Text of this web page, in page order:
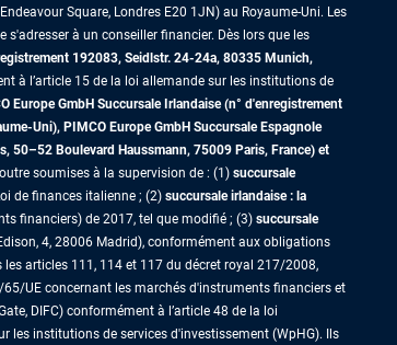
Square, Londres E20 1JN) au Royaume-Uni. Les
à un conseiller financier. Dès lors que les
192083, Seidlstr. 24-24a, 80335 Munich,
à l’article 15 de la loi allemande sur les institutions de
GmbH Succursale Irlandaise (n° d'enregistrement
Uni), PIMCO Europe GmbH Succursale Espagnole
50–52 Boulevard Haussmann, 75009 Paris, France) et
soumises à la supervision de : (1) succursale
de finances italienne ; (2) succursale irlandaise : la
financiers) de 2017, tel que modifié ; (3) succursale
4, 28006 Madrid), conformément aux obligations
articles 111, 114 et 117 du décret royal 217/2008,
UE concernant les marchés d'instruments financiers et
DIFC) conformément à l’article 48 de la loi
les institutions de services d'investissement (WpHG). Ils